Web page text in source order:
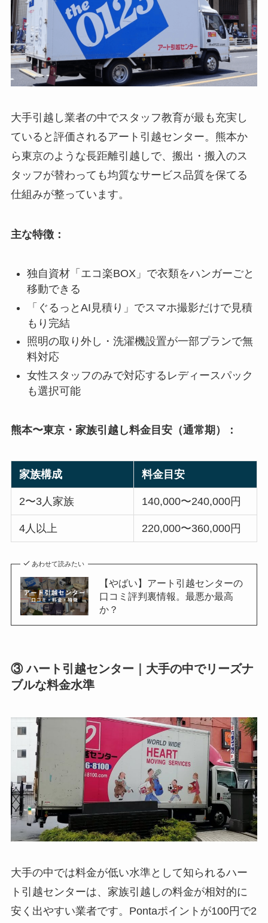
大手引越し業者の中でスタッフ教育が最も充実し
ていると評価されるアート引越センター。熊本か
ら東京のような長距離引越しで、搬出・搬入のス
タッフが替わっても均質なサービス品質を保てる
仕組みが整っています。
主な特徴：
独自資材「エコ楽BOX」で衣類をハンガーごと
移動できる
「ぐるっとAI見積り」でスマホ撮影だけで見積
もり完結
照明の取り外し・洗濯機設置が一部プランで無
料対応
女性スタッフのみで対応するレディースパック
も選択可能
熊本〜東京・家族引越し料金目安（通常期）：
家族構成 料金目安
2〜3人家族 140,000〜240,000円
4人以上 220,000〜360,000円
あわせて読みたい
【やばい】アート引越センターの
口コミ評判裏情報。最悪か最高
か？
③ ハート引越センター｜大手の中でリーズナ
ブルな料金水準
大手の中では料金が低い水準として知られるハー
ト引越センターは、家族引越しの料金が相対的に
安く出やすい業者です。Pontaポイントが100円で2